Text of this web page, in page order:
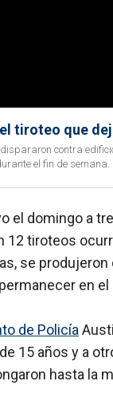
tiroteo que
contra
el fin de
el domingo a
12 tiroteos
se
en
de Policía
15 años y a
hasta la